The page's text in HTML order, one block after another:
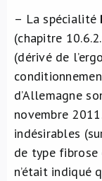
– La spécialité
(chapitre
(dérivé de
d’Allemagne
novembre
indésirables
de type
n’était indiqué